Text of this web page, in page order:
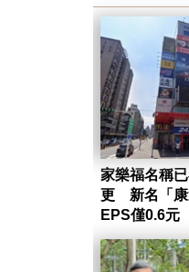
家樂福名稱
更 新名「康
EPS僅0.6元